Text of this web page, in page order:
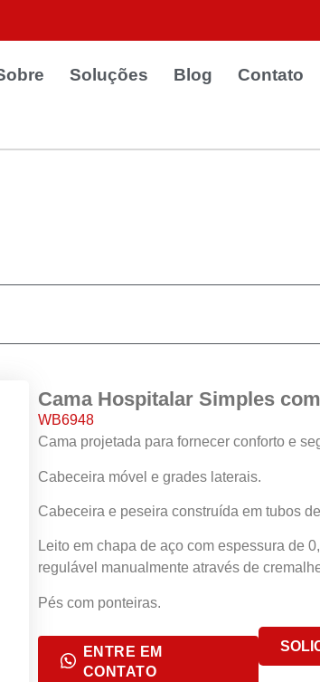
Soluções Blog Contato
Cama Hospitalar Simples
WB6948
Cama projetada para fornecer conforto e
Cabeceira móvel e grades laterais.
Cabeceira e peseira construída em tubos
Leito em chapa de aço com espessura de
regulável manualmente através de
Pés com ponteiras.
ENTRE EM
CONTATO